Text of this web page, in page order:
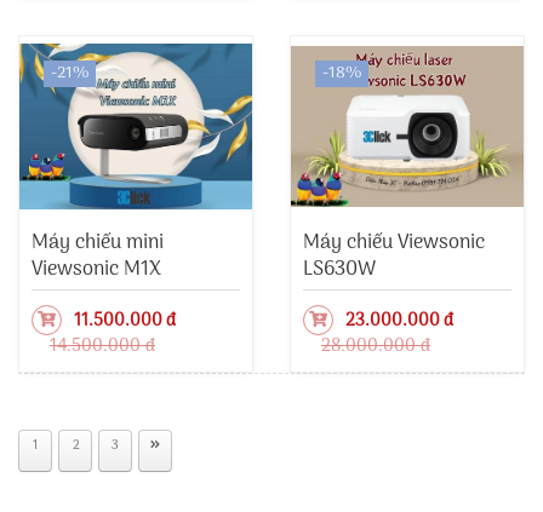
-21%
Máy chiếu mini
Viewsonic M1X
11.500.000 đ
14.500.000 đ
-18%
Máy chiếu Viewsonic
LS630W
23.000.000 đ
28.000.000 đ
1 2 3